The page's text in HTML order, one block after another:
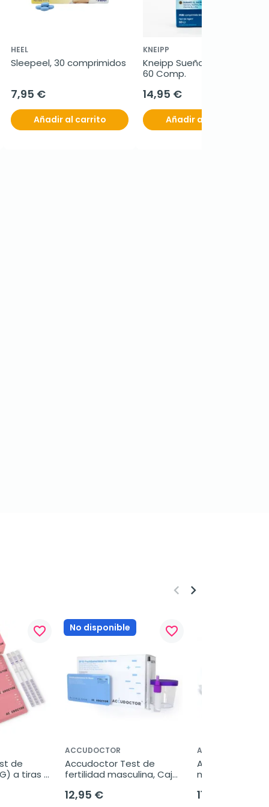
HEEL
Sleepeel, 30 comprimidos
7,95 €
Añadir al carrito
KNEIPP
Kneipp Sueño Complet,
60 Comp.
14,95 €
Añadir al carrito
favorite_border
de
a tiras
No disponible favorite_border
ACCUDOCTOR
Accudoctor Test de
fertilidad masculina, Caja
12,95 €
ACCUDOCTOR
Accudoctor
multidrogas en
pruebas
11,95 €
keyboard_arrow_left keyboard_arrow_right